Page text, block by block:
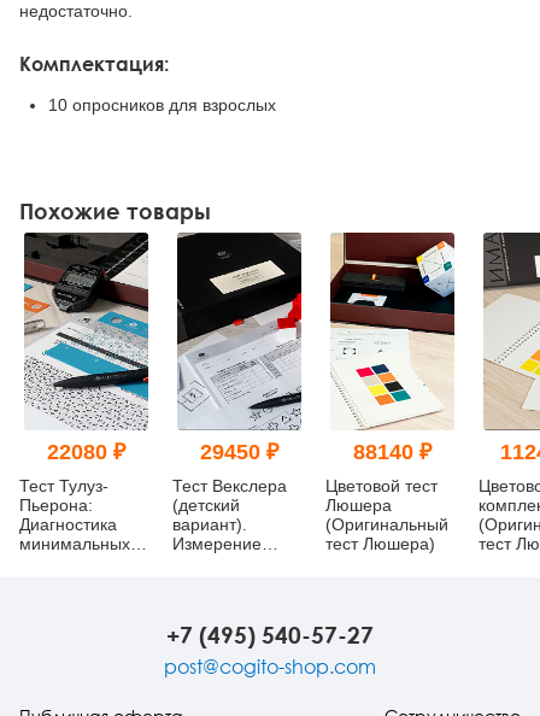
недостаточно.
Комплектация:
10 опросников для взрослых
Похожие товары
22080 ₽
Тест Тулуз-
Пьерона:
Диагностика
минимальных
29450 ₽
Тест Векслера
(детский
вариант).
Измерение
88140 ₽
Цветовой тест
Люшера
(Оригинальный
тест Люшера)
тест
+7 (495) 540-57-27
post@cogito-shop.com